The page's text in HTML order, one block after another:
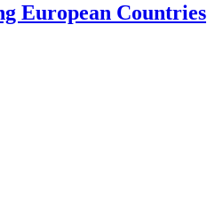
European Countries